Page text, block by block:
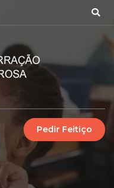
Pedir Feitiço